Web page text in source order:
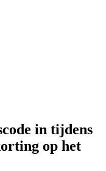
in tijdens
op het